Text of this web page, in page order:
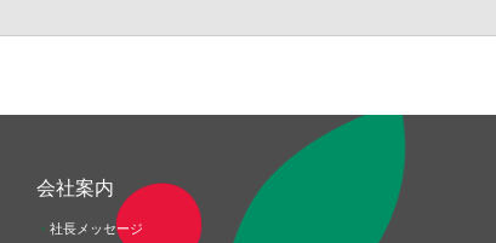
会社案内
社長メッセージ